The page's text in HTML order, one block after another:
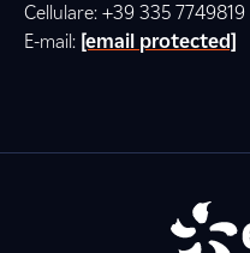
Cellulare: +39 335 7749819
E-mail: [email protected]